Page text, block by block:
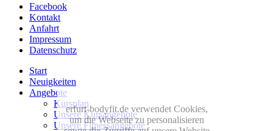
Facebook
Kontakt
Anfahrt
Impressum
Datenschutz
Start
Neuigkeiten
Angebote
Kursplan
Unsere Kursangebote
Unsere Fitnessangebote
erfurt-bodyfit.de verwendet Cookies,
um die Webseite zu personalisieren